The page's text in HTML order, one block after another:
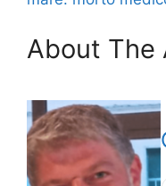
About The